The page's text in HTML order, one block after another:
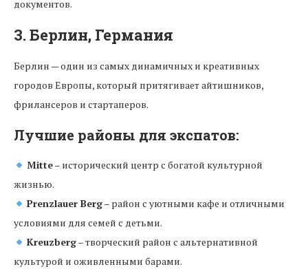
документов.
3. Берлин, Германия
Берлин — один из самых динамичных и креативных
городов Европы, который притягивает айтишников,
фрилансеров и стартаперов.
Лучшие районы для экспатов:
Mitte– исторический центр с богатой культурной
жизнью.
Prenzlauer Berg– район с уютными кафе и отличными
условиями для семей с детьми.
Kreuzberg– творческий район с альтернативной
культурой и оживленными барами.